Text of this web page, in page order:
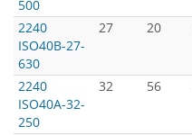
500
2240
ISO40B-27-
630
27 20
2240
ISO40A-32-
250
32 56